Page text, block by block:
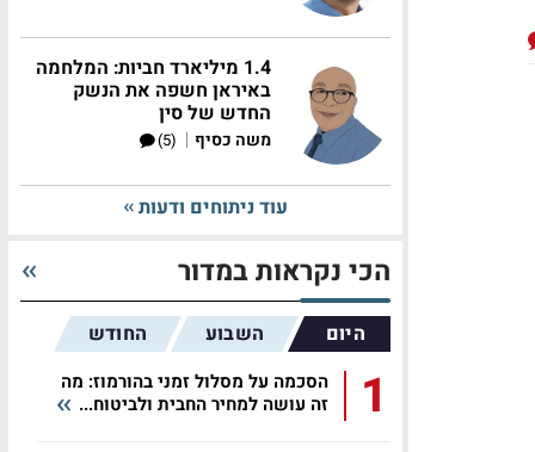
1.4 מיליארד חביות: המלחמה
באיראן חשפה את הנשק
החדש של סין
משה כסיף |
(5)
עוד ניתוחים ודעות
הכי נקראות במדור
היום השבוע החודש
1
הסכמה על מסלול זמני בהורמוז: מה
זה עושה למחיר החבית ולביטוח...